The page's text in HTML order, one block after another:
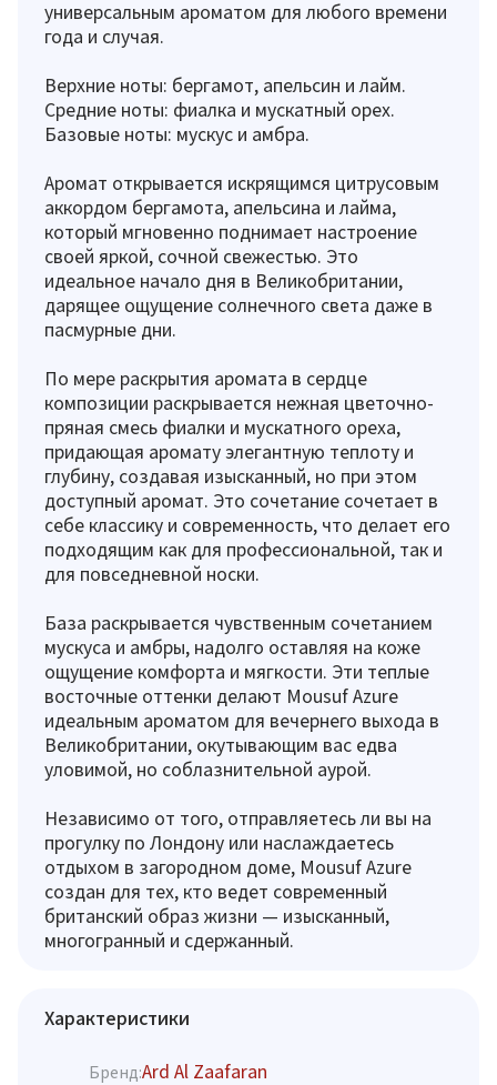
универсальным ароматом для любого времени
года и случая.
Верхние ноты: бергамот, апельсин и лайм.
Средние ноты: фиалка и мускатный орех.
Базовые ноты: мускус и амбра.
Аромат открывается искрящимся цитрусовым
аккордом бергамота, апельсина и лайма,
который мгновенно поднимает настроение
своей яркой, сочной свежестью. Это
идеальное начало дня в Великобритании,
дарящее ощущение солнечного света даже в
пасмурные дни.
По мере раскрытия аромата в сердце
композиции раскрывается нежная цветочно-
пряная смесь фиалки и мускатного ореха,
придающая аромату элегантную теплоту и
глубину, создавая изысканный, но при этом
доступный аромат. Это сочетание сочетает в
себе классику и современность, что делает его
подходящим как для профессиональной, так и
для повседневной носки.
База раскрывается чувственным сочетанием
мускуса и амбры, надолго оставляя на коже
ощущение комфорта и мягкости. Эти теплые
восточные оттенки делают Mousuf Azure
идеальным ароматом для вечернего выхода в
Великобритании, окутывающим вас едва
уловимой, но соблазнительной аурой.
Независимо от того, отправляетесь ли вы на
прогулку по Лондону или наслаждаетесь
отдыхом в загородном доме, Mousuf Azure
создан для тех, кто ведет современный
британский образ жизни — изысканный,
многогранный и сдержанный.
Характеристики
Бренд:Ard Al Zaafaran